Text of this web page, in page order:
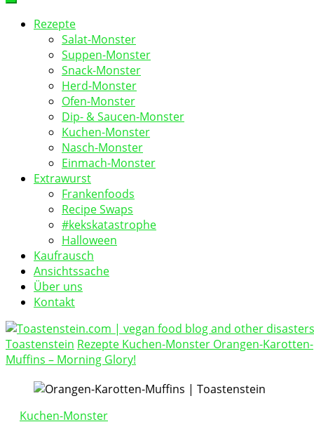
Rezepte
Salat-Monster
Suppen-Monster
Snack-Monster
Herd-Monster
Ofen-Monster
Dip- & Saucen-Monster
Kuchen-Monster
Nasch-Monster
Einmach-Monster
Extrawurst
Frankenfoods
Recipe Swaps
#kekskatastrophe
Halloween
Kaufrausch
Ansichtssache
Über uns
Kontakt
Toastenstein.com
vegan food blog
Toastenstein Rezepte Kuchen-Monster Orangen-Karotten-
Muffins – Morning Glory!
Kuchen-Monster